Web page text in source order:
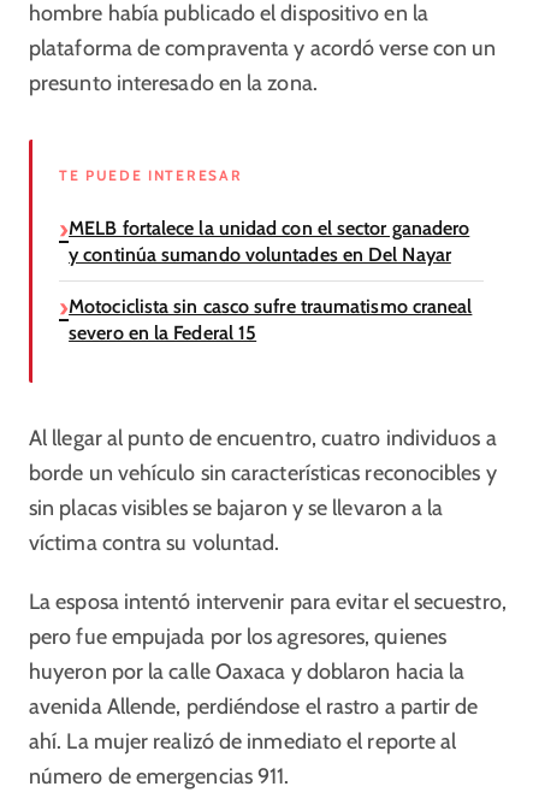
hombre había publicado el dispositivo en la
plataforma de compraventa y acordó verse con un
presunto interesado en la zona.
TE PUEDE INTERESAR
MELB fortalece la unidad con el sector ganadero
y continúa sumando voluntades en Del Nayar
Motociclista sin casco sufre traumatismo craneal
severo en la Federal 15
Al llegar al punto de encuentro, cuatro individuos a
borde un vehículo sin características reconocibles y
sin placas visibles se bajaron y se llevaron a la
víctima contra su voluntad.
La esposa intentó intervenir para evitar el secuestro,
pero fue empujada por los agresores, quienes
huyeron por la calle Oaxaca y doblaron hacia la
avenida Allende, perdiéndose el rastro a partir de
ahí. La mujer realizó de inmediato el reporte al
número de emergencias 911.